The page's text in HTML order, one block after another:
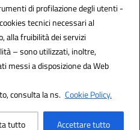
di profilazione degli utenti -
tecnici necessari al
alla fruibilità dei servizi
– sono utilizzati, inoltre,
messi a disposizione da Web
consulta la ns. Cookie Policy.
tutto Accettare tutto
(IPA): istsc_ceic86700d
by 3D Solution S.r.l.
by Designers Italia